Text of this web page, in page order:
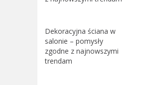
Dekoracyjna ściana w
salonie – pomysły
zgodne z najnowszymi
trendam